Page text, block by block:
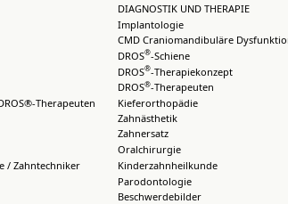
Therapeuten
/ Zahntechniker
DIAGNOSTIK UND THERAPIE
Implantologie
CMD Craniomandibuläre
DROS®-Schiene
DROS®-Therapiekonzept
DROS®-Therapeuten
Kieferorthopädie
Zahnästhetik
Zahnersatz
Oralchirurgie
Kinderzahnheilkunde
Parodontologie
Beschwerdebilder